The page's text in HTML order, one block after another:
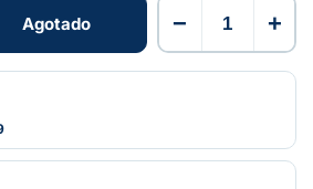
Agotado − +